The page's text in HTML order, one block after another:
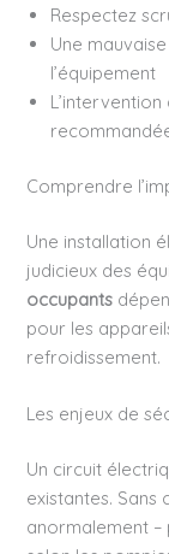
Respectez
Une
l’équipement
Comprendre
Une installation
judicieux des
occupants
pour les
refroidissement.
Les enjeux de
Un circuit
existantes.
anormalement –